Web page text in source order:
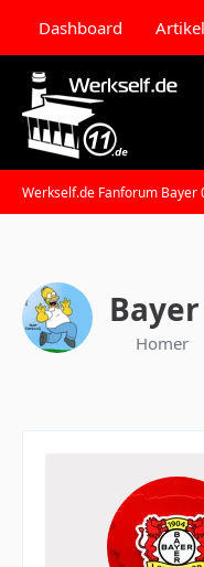
Dashboard Artikel
Werkself.de Fanforum Bayer
Homer